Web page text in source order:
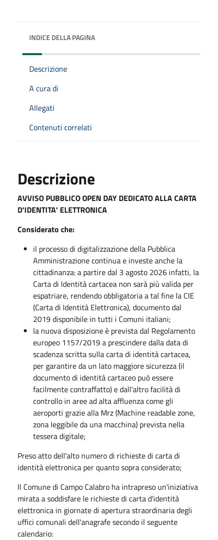
INDICE DELLA PAGINA
Descrizione
A cura di
Allegati
Contenuti correlati
Descrizione
AVVISO PUBBLICO OPEN DAY DEDICATO ALLA CARTA
D'IDENTITA' ELETTRONICA
Considerato che:
il processo di digitalizzazione della Pubblica
Amministrazione continua e investe anche la
cittadinanza: a partire dal 3 agosto 2026 infatti, la
Carta di Identità cartacea non sarà più valida per
espatriare, rendendo obbligatoria a tal fine la CIE
(Carta di Identità Elettronica), documento dal
2019 disponibile in tutti i Comuni italiani;
la nuova disposizione è prevista dal Regolamento
europeo 1157/2019 a prescindere dalla data di
scadenza scritta sulla carta di identità cartacea,
per garantire da un lato maggiore sicurezza (il
documento di identità cartaceo può essere
facilmente contraffatto) e dall'altro facilità di
controllo in aree ad alta affluenza come gli
aeroporti grazie alla Mrz (Machine readable zone,
zona leggibile da una macchina) prevista nella
tessera digitale;
Preso atto dell'alto numero di richieste di carta di
identità elettronica per quanto sopra considerato;
Il Comune di Campo Calabro ha intrapreso un'iniziativa
mirata a soddisfare le richieste di carta d'identità
elettronica in giornate di apertura straordinaria degli
uffici comunali dell'anagrafe secondo il seguente
calendario: